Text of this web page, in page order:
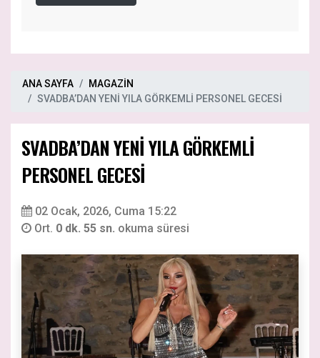
ANA SAYFA
MAGAZİN
SVADBA’DAN YENİ YILA GÖRKEMLİ PERSONEL GECESİ
SVADBA’DAN YENİ YILA GÖRKEMLİ
PERSONEL GECESİ
02 Ocak, 2026, Cuma 15:22
Ort. 0 dk. 55 sn. okuma süresi